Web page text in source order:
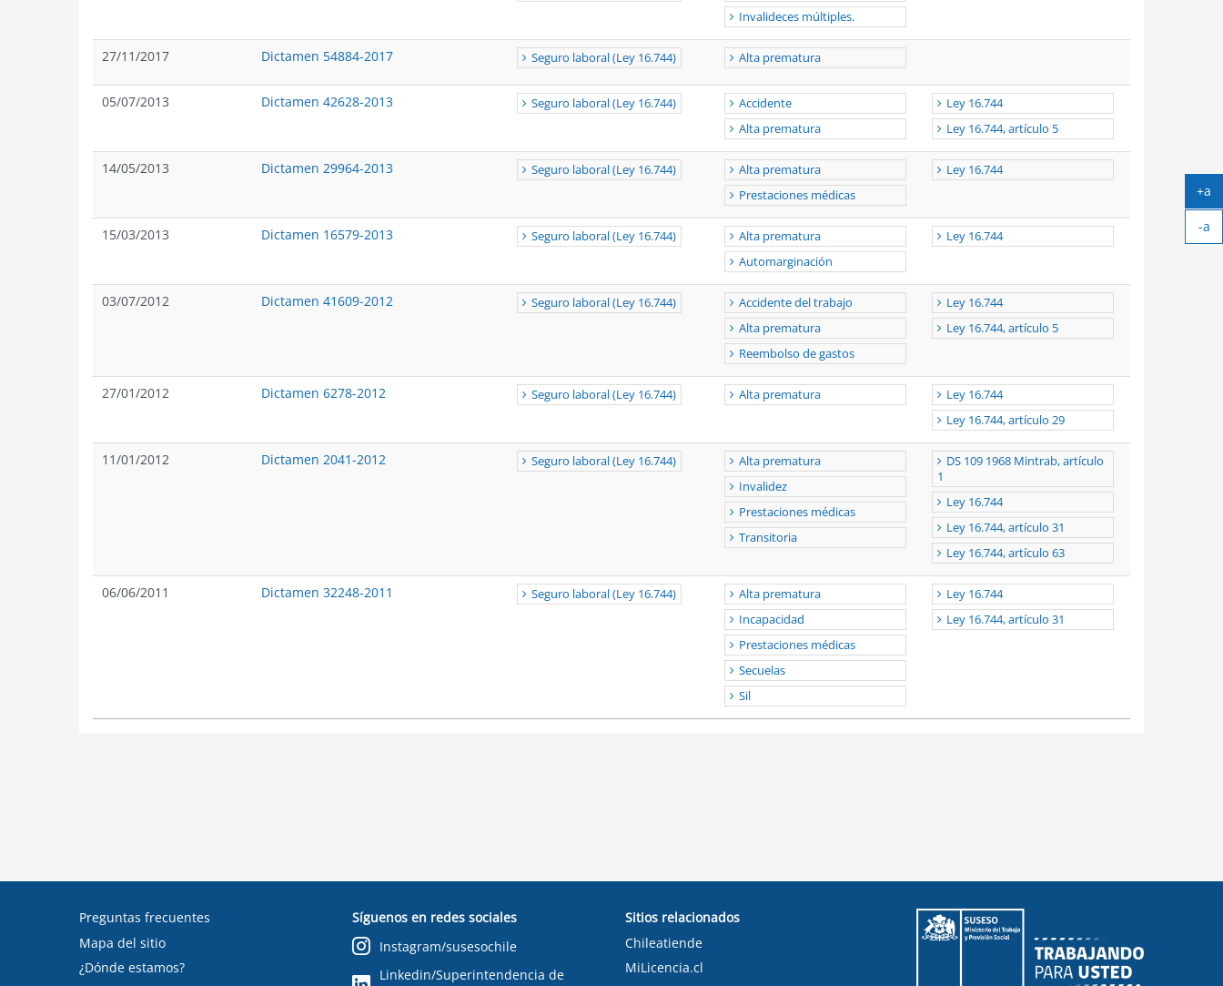
Invalideces múltiples.
27/11/2017 Dictamen 54884-2017 Seguro laboral (Ley 16.744) Alta prematura
05/07/2013 Dictamen 42628-2013 Seguro laboral (Ley 16.744)
Accidente
Alta prematura
Ley 16.744
Ley 16.744, artículo 5
14/05/2013 Dictamen 29964-2013 Seguro laboral (Ley 16.744)
Alta prematura
Prestaciones médicas
Ley 16.744
15/03/2013 Dictamen 16579-2013 Seguro laboral (Ley 16.744)
Alta prematura
Automarginación
Ley 16.744
03/07/2012 Dictamen 41609-2012 Seguro laboral (Ley 16.744)
Accidente del trabajo
Alta prematura
Reembolso de gastos
Ley 16.744
Ley 16.744, artículo 5
27/01/2012 Dictamen 6278-2012 Seguro laboral (Ley 16.744) Alta prematura
Ley 16.744
Ley 16.744, artículo 29
11/01/2012 Dictamen 2041-2012 Seguro laboral (Ley 16.744)
Alta prematura
Invalidez
Prestaciones médicas
Transitoria
DS 109 1968 Mintrab, artículo
1
Ley 16.744
Ley 16.744, artículo 31
Ley 16.744, artículo 63
06/06/2011 Dictamen 32248-2011 Seguro laboral (Ley 16.744)
Alta prematura
Incapacidad
Prestaciones médicas
Secuelas
Sil
Ley 16.744
Ley 16.744, artículo 31
Preguntas frecuentes
Mapa del sitio
¿Dónde estamos?
Síguenos en redes sociales
Instagram/susesochile
Linkedin/Superintendencia de
Sitios relacionados
Chileatiende
MiLicencia.cl
+a
-a